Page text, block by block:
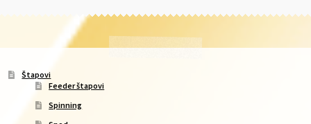
Štapovi
Feeder štapovi
Spinning